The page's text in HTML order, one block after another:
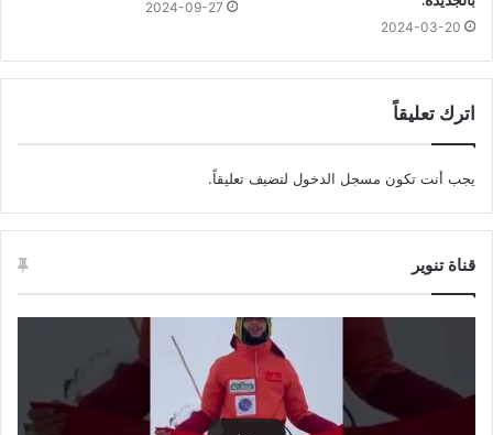
2024-03-20
2024-09-27
اترك تعليقاً
يجب أنت تكون مسجل الدخول لتضيف تعليقاً.
قناة تنوير